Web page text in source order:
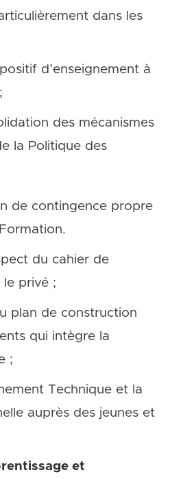
dans les
d’enseignement à
des mécanismes
la Politique des
de contingence propre
du cahier de
le privé ;
plan de construction
qui intègre la
;
Technique et la
auprès des jeunes et
et